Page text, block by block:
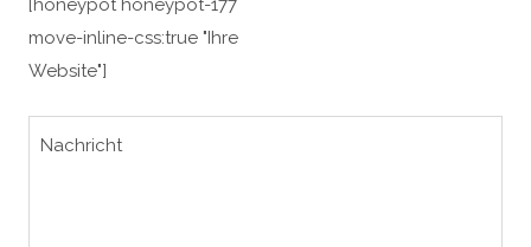
[honeypot honeypot-177
move-inline-css:true "Ihre
Website"]